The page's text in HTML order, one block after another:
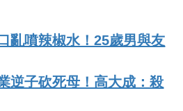
亂噴辣椒水！25歲男與友
逆子砍死母！高大成：殺